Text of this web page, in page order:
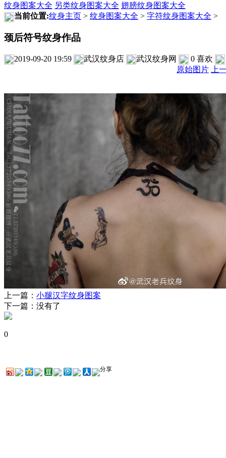
纹身图案大全 另类纹身图案大全 翅膀纹身图案大全
当前位置:纹身主页 > 纹身图案大全 > 字符纹身图案大全 >
颈后符号纹身作品
2019-09-20 19:59 武汉纹身店 武汉纹身网 0 喜欢
原始图片 上
上一篇： 小腿汉字纹身图案
下一篇：没有了
0
分享